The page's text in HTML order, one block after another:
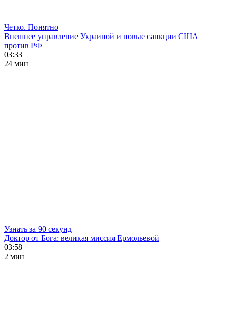
Четко. Понятно
Внешнее управление Украиной и новые санкции США
против РФ
03:33
24 мин
Узнать за 90 секунд
Доктор от Бога: великая миссия Ермольевой
03:58
2 мин